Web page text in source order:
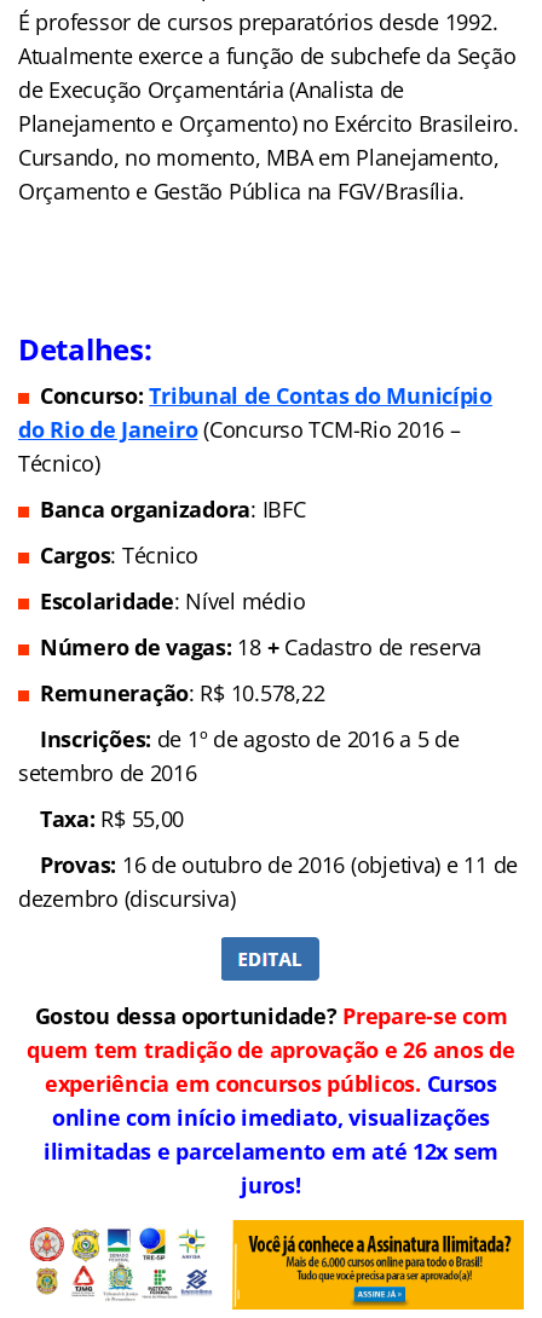
É professor de cursos preparatórios desde 1992.
Atualmente exerce a função de subchefe da Seção
de Execução Orçamentária (Analista de
Planejamento e Orçamento) no Exército Brasileiro.
Cursando, no momento, MBA em Planejamento,
Orçamento e Gestão Pública na FGV/Brasília.
Detalhes:
Concurso:Tribunal de Contas do Município
do Rio de Janeiro(Concurso TCM-Rio 2016 –
Técnico)
Banca organizadora: IBFC
Cargos: Técnico
Escolaridade: Nível médio
Número de vagas: 18+ Cadastro de reserva
Remuneração: R$ 10.578,22
Inscrições: de 1º de agosto de 2016 a 5 de
setembro de 2016
Taxa: R$ 55,00
Provas: 16 de outubro de 2016 (objetiva) e 11 de
dezembro (discursiva)
Gostou dessa oportunidade? Prepare-se com
quem tem tradição de aprovação e 26 anos de
experiência em concursos públicos. Cursos
online com início imediato, visualizações
ilimitadas e parcelamento em até 12x sem
juros!